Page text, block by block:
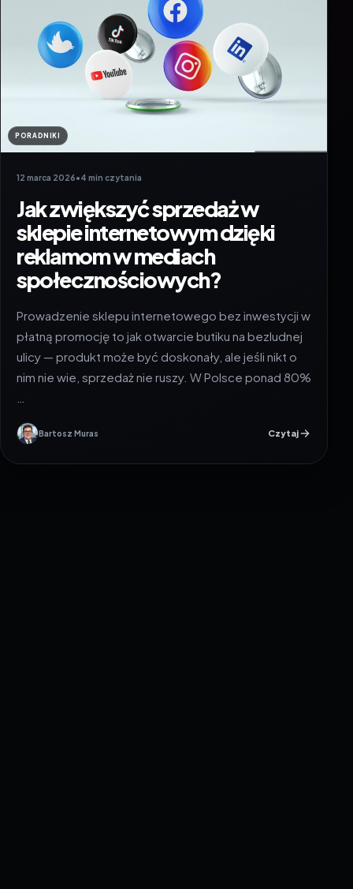
PORADNIKI
12 marca 2026•4 min czytania
Jak zwiększyć sprzedaż w
sklepie internetowym dzięki
reklamom w mediach
społecznościowych?
Prowadzenie sklepu internetowego bez inwestycji w
płatną promocję to jak otwarcie butiku na bezludnej
ulicy — produkt może być doskonały, ale jeśli nikt o
nim nie wie, sprzedaż nie ruszy. W Polsce ponad 80%
Bartosz Muras Czytaj